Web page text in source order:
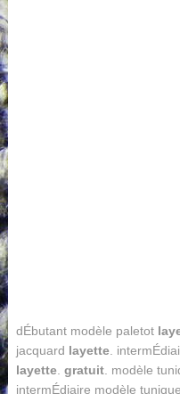
dÉbutant modèle paletot
jacquard layette.
layette. gratuit. modèle
intermÉdiaire modèle